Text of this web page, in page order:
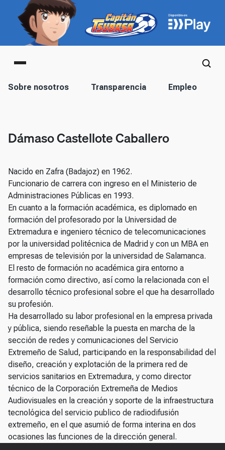
Main menu
Corporación
Sobre nosotros Transparencia Empleo
Dámaso Castellote Caballero
Nacido en Zafra (Badajoz) en 1962.
Funcionario de carrera con ingreso en el Ministerio de
Administraciones Públicas en 1993.
En cuanto a la formación académica, es diplomado en
formación del profesorado por la Universidad de
Extremadura e ingeniero técnico de telecomunicaciones
por la universidad politécnica de Madrid y con un MBA en
empresas de televisión por la universidad de Salamanca.
El resto de formación no académica gira entorno a
formación como directivo, así como la relacionada con el
desarrollo técnico profesional sobre el que ha desarrollado
su profesión.
Ha desarrollado su labor profesional en la empresa privada
y pública, siendo reseñable la puesta en marcha de la
sección de redes y comunicaciones del Servicio
Extremeño de Salud, participando en la responsabilidad del
diseño, creación y explotación de la primera red de
servicios sanitarios en Extremadura, y como director
técnico de la Corporación Extremeña de Medios
Audiovisuales en la creación y soporte de la infraestructura
tecnológica del servicio publico de radiodifusión
extremeño, en el que asumió de forma interina en dos
ocasiones las funciones de la dirección general.